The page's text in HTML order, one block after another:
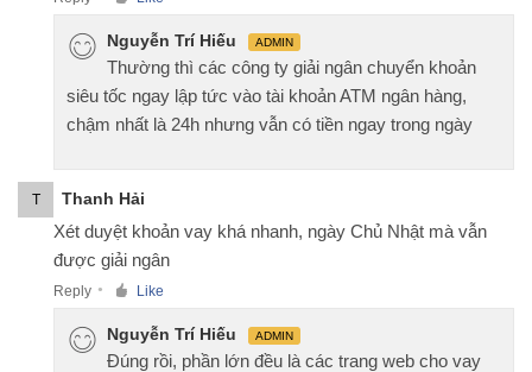
Nguyễn Trí Hiếu ADMIN
Thường thì các công ty giải ngân chuyển khoản
siêu tốc ngay lập tức vào tài khoản ATM ngân hàng,
chậm nhất là 24h nhưng vẫn có tiền ngay trong ngày
T Thanh Hải
Xét duyệt khoản vay khá nhanh, ngày Chủ Nhật mà vẫn
được giải ngân
Reply ● Like
Nguyễn Trí Hiếu ADMIN
Đúng rồi, phần lớn đều là các trang web cho vay